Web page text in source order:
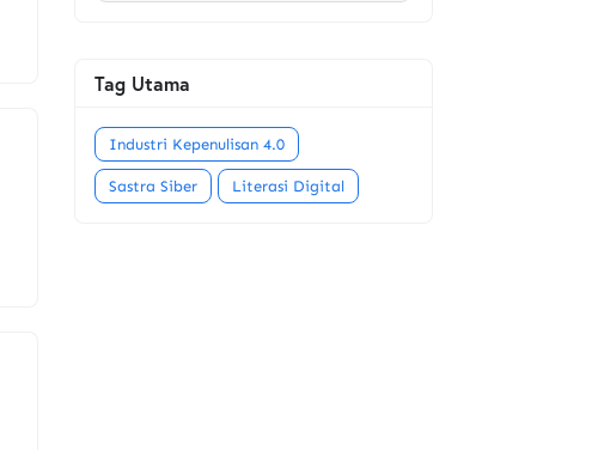
Tag Utama
Industri Kepenulisan 4.0
Sastra Siber Literasi Digital